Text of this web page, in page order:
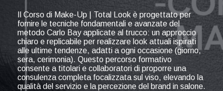
Il Corso di Make-Up | Total Look è progettato per
fornire le tecniche fondamentali e avanzate del
metodo Carlo Bay applicate al trucco: un approccio
chiaro e replicabile per realizzare look attuali ispirati
alle ultime tendenze, adatti a ogni occasione (giorno,
sera, cerimonia). Questo percorso formativo
consente a titolari e collaboratori di proporre una
consulenza completa focalizzata sul viso, elevando la
qualità del servizio e la percezione del brand in salone.